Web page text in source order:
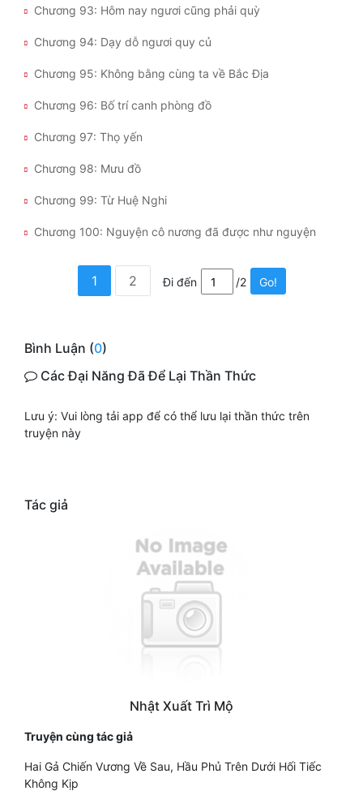
Chương 93: Hôm nay ngươi cũng phải quỳ
Chương 94: Dạy dỗ ngươi quy củ
Chương 95: Không bằng cùng ta về Bắc Địa
Chương 96: Bố trí canh phòng đồ
Chương 97: Thọ yến
Chương 98: Mưu đồ
Chương 99: Từ Huệ Nghi
Chương 100: Nguyện cô nương đã được như nguyện
1 2 Đi đến /2 Go!
Bình Luận (0)
Các Đại Năng Đã Để Lại Thần Thức
Lưu ý: Vui lòng tải app để có thể lưu lại thần thức trên
truyện này
Tác giả
Nhật Xuất Trì Mộ
Truyện cùng tác giả
Hai Gả Chiến Vương Về Sau, Hầu Phủ Trên Dưới Hối Tiếc
Không Kịp